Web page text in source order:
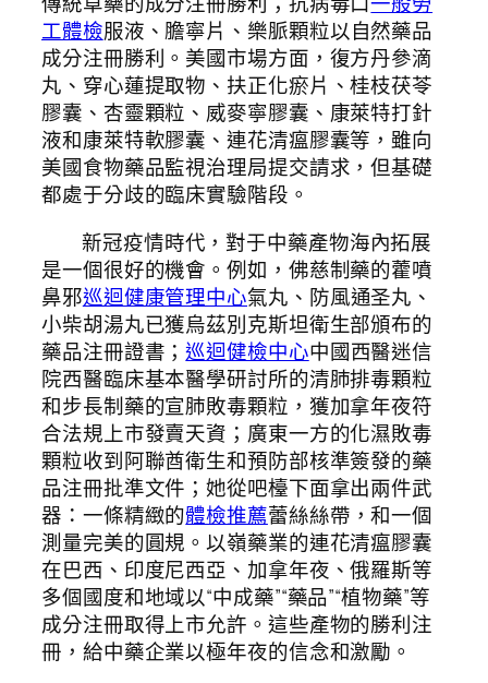
工體檢服液、膽寧片、樂脈顆粒以自然藥品
成分注冊勝利。美國市場方面，復方丹參滴
丸、穿心蓮提取物、扶正化瘀片、桂枝茯苓
膠囊、杏靈顆粒、威麥寧膠囊、康萊特打針
液和康萊特軟膠囊、連花清瘟膠囊等，雖向
美國食物藥品監視治理局提交請求，但基礎
都處于分歧的臨床實驗階段。
新冠疫情時代，對于中藥產物海內拓展
是一個很好的機會。例如，佛慈制藥的藿噴
鼻邪巡迴健康管理中心氣丸、防風通圣丸、
小柴胡湯丸已獲烏茲別克斯坦衛生部頒布的
藥品注冊證書；巡迴健檢中心中國西醫迷信
院西醫臨床基本醫學研討所的清肺排毒顆粒
和步長制藥的宣肺敗毒顆粒，獲加拿年夜符
合法規上市發賣天資；廣東一方的化濕敗毒
顆粒收到阿聯酋衛生和預防部核準簽發的藥
品注冊批準文件；她從吧檯下面拿出兩件武
器：一條精緻的體檢推薦蕾絲絲帶，和一個
測量完美的圓規。以嶺藥業的連花清瘟膠囊
在巴西、印度尼西亞、加拿年夜、俄羅斯等
多個國度和地域以“中成藥”“藥品”“植物藥”等
成分注冊取得上市允許。這些產物的勝利注
冊，給中藥企業以極年夜的信念和激勵。